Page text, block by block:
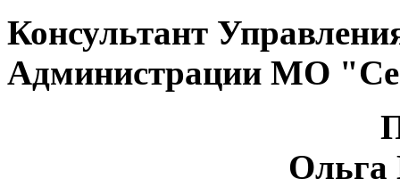
Консультант
Администрации МО
Ольга